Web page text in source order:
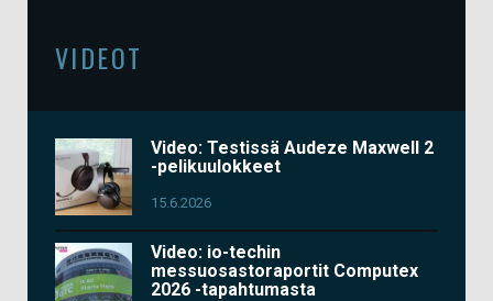
VIDEOT
Video: Testissä Audeze Maxwell 2
-pelikuulokkeet
15.6.2026
Video: io-techin
messuosastoraportit Computex
2026 -tapahtumasta